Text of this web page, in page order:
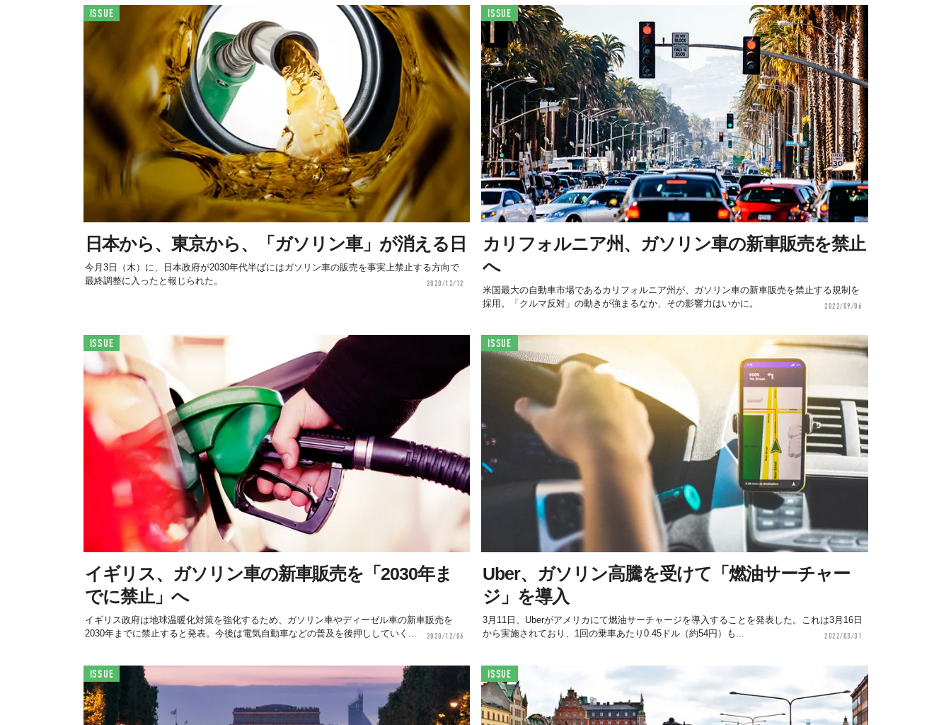
ISSUE
日本から、東京から、「ガソリン車」が消える日
今月3日（木）に、日本政府が2030年代半ばにはガソリン車の販売を事実上禁止する方向で
最終調整に入ったと報じられた。
2020/12/12
ISSUE
カリフォルニア州、ガソリン車の新車販売を禁止
へ
米国最大の自動車市場であるカリフォルニア州が、ガソリン車の新車販売を禁止する規制を
採用。「クルマ反対」の動きが強まるなか、その影響力はいかに。
2022/09/06
ISSUE
イギリス、ガソリン車の新車販売を「2030年ま
でに禁止」へ
イギリス政府は地球温暖化対策を強化するため、ガソリン車やディーゼル車の新車販売を
2030年までに禁止すると発表。今後は電気自動車などの普及を後押ししていく...
2020/12/06
ISSUE
Uber、ガソリン高騰を受けて「燃油サーチャー
ジ」を導入
3月11日、Uberがアメリカにて燃油サーチャージを導入することを発表した。これは3月16日
から実施されており、1回の乗車あたり0.45ドル（約54円）も...
2022/03/31
ISSUE ISSUE